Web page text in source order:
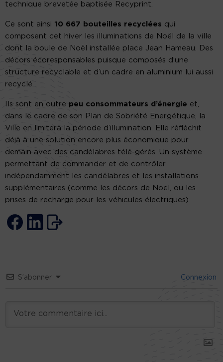
technique brevetée baptisée Recyprint.
Ce sont ainsi 10 667 bouteilles recyclées qui
composent cet hiver les illuminations de Noël de la ville
dont la boule de Noël installée place Jean Hameau. Des
décors écoresponsables puisque composés d’une
structure recyclable et d’un cadre en aluminium lui aussi
recyclé.
Ils sont en outre peu consommateurs d’énergie et,
dans le cadre de son Plan de Sobriété Energétique, la
Ville en limitera la période d’illumination. Elle réfléchit
déjà à une solution encore plus économique pour
demain avec des candélabres télé-gérés. Un système
permettant de commander et de contrôler
indépendamment les candélabres et les installations
supplémentaires (comme les décors de Noël, ou les
prises de recharge pour les véhicules électriques)
S’abonner Connexion